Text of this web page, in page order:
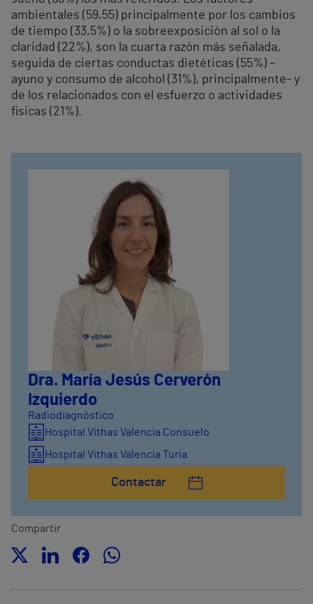
ambientales (59,55) principalmente por los cambios
de tiempo (33,5%) o la sobreexposición al sol o la
claridad (22%), son la cuarta razón más señalada,
seguida de ciertas conductas dietéticas (55%) –
ayuno y consumo de alcohol (31%), principalmente- y
de los relacionados con el esfuerzo o actividades
físicas (21%).
Dra. María Jesús Cerverón
Izquierdo
Radiodiagnóstico
Hospital Vithas Valencia Consuelo
Hospital Vithas Valencia Turia
Contactar
Compartir